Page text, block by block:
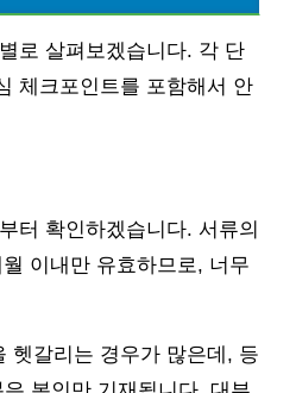
로 살펴보겠습니다. 각 단
체크포인트를 포함해서 안
터 확인하겠습니다. 서류의
이내만 유효하므로, 너무
헷갈리는 경우가 많은데, 등